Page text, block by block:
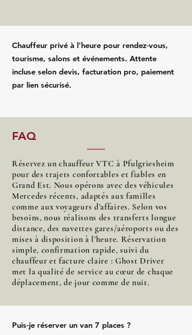
Chauffeur privé à l’heure pour rendez‑vous,
tourisme, salons et événements. Attente
incluse selon devis, facturation pro, paiement
par lien sécurisé.
FAQ
Réservez un chauffeur VTC à Pfulgriesheim
pour des trajets confortables et fiables en
Grand Est. Nous opérons avec des véhicules
Mercedes récents, adaptés aux familles
comme aux voyageurs d’affaires. Selon vos
besoins, nous réalisons des transferts longue
distance, des navettes gares/aéroports ou des
mises à disposition à l’heure. Réservation
simple, confirmation rapide, suivi du
chauffeur et facture claire : Ghost Driver
met la qualité de service au cœur de chaque
déplacement, de jour comme de nuit.
Puis‑je réserver un van 7 places ?